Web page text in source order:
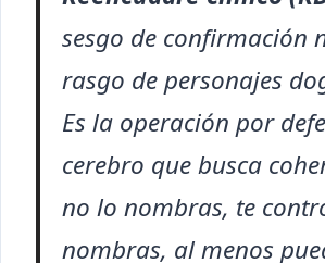
sesgo de confirmación
rasgo de personajes
Es la operación por
cerebro que busca
no lo nombras, te
nombras, al menos